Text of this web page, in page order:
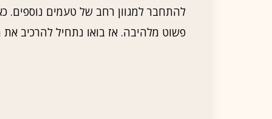
להתחבר למגוון רחב של טעמים נוספים.
פשוט מלהיבה. אז בואו נתחיל להרכיב